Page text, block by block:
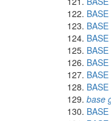
base